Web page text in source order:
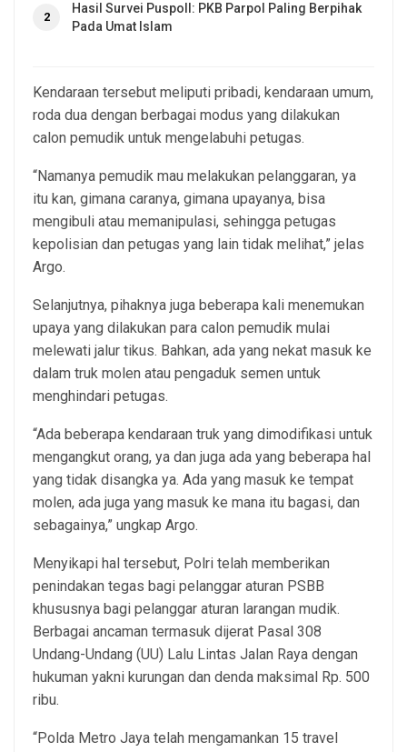
2
Hasil Survei Puspoll: PKB Parpol Paling Berpihak
Pada Umat Islam
Kendaraan tersebut meliputi pribadi, kendaraan umum,
roda dua dengan berbagai modus yang dilakukan
calon pemudik untuk mengelabuhi petugas.
“Namanya pemudik mau melakukan pelanggaran, ya
itu kan, gimana caranya, gimana upayanya, bisa
mengibuli atau memanipulasi, sehingga petugas
kepolisian dan petugas yang lain tidak melihat,” jelas
Argo.
Selanjutnya, pihaknya juga beberapa kali menemukan
upaya yang dilakukan para calon pemudik mulai
melewati jalur tikus. Bahkan, ada yang nekat masuk ke
dalam truk molen atau pengaduk semen untuk
menghindari petugas.
“Ada beberapa kendaraan truk yang dimodifikasi untuk
mengangkut orang, ya dan juga ada yang beberapa hal
yang tidak disangka ya. Ada yang masuk ke tempat
molen, ada juga yang masuk ke mana itu bagasi, dan
sebagainya,” ungkap Argo.
Menyikapi hal tersebut, Polri telah memberikan
penindakan tegas bagi pelanggar aturan PSBB
khususnya bagi pelanggar aturan larangan mudik.
Berbagai ancaman termasuk dijerat Pasal 308
Undang-Undang (UU) Lalu Lintas Jalan Raya dengan
hukuman yakni kurungan dan denda maksimal Rp. 500
ribu.
“Polda Metro Jaya telah mengamankan 15 travel